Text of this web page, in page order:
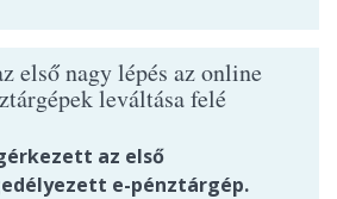
első nagy lépés az online
leváltása felé
az első
e-pénztárgép.